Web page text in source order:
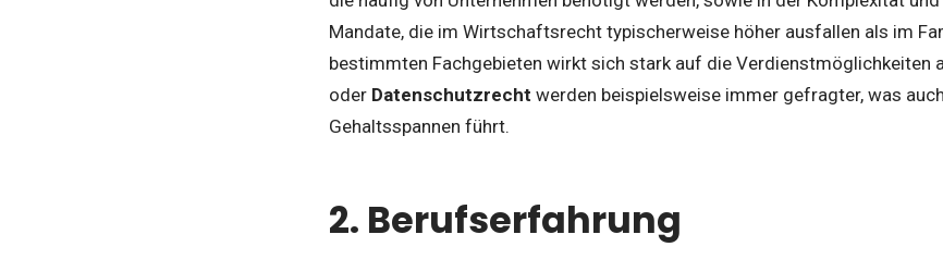
Mandate, die im Wirtschaftsrecht typischerweise höher ausfallen als im
bestimmten Fachgebieten wirkt sich stark auf die Verdienstmöglichkeiten
oder Datenschutzrecht werden beispielsweise immer gefragter, was
Gehaltsspannen führt.
2. Berufserfahrung